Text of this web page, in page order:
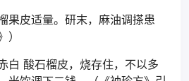
果皮适量。研末，麻油调搽患
白 酸石榴皮，烧存住，不以多